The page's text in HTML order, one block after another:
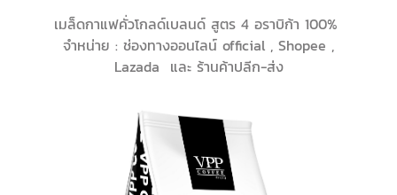
เมล็ดกาแฟคั่วโกลด์เบลนด์ สูตร 4 อราบิก้า 100%
จำหน่าย : ช่องทางออนไลน์ official , Shopee ,
Lazada และ ร้านค้าปลีก-ส่ง